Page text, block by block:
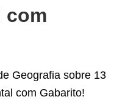
com
Geografia sobre 13
com Gabarito!